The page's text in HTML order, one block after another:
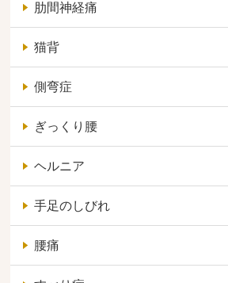
肋間神経痛
猫背
側弯症
ぎっくり腰
ヘルニア
手足のしびれ
腰痛